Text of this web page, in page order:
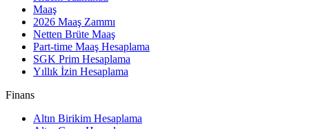
Maaş
2026 Maaş Zammı
Netten Brüte Maaş
Part-time Maaş Hesaplama
SGK Prim Hesaplama
Yıllık İzin Hesaplama
Finans
Altın Birikim Hesaplama